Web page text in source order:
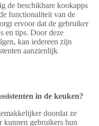
de beschikbare kookapps
functionaliteit van de
ervoor dat de gebruiker
en tips. Door deze
kan iedereen zijn
aanzienlijk
in de keuken?
doordat ze
kunnen gebruikers hun